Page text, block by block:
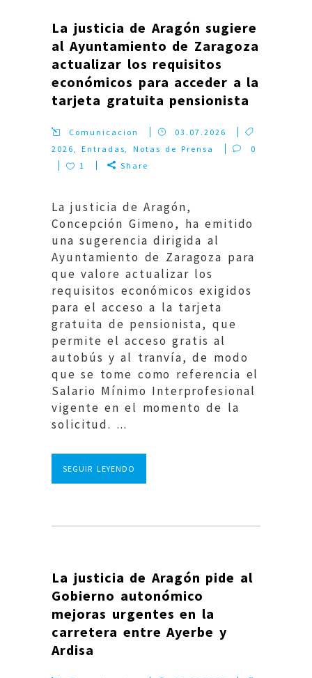
La justicia de Aragón sugiere
al Ayuntamiento de Zaragoza
actualizar los requisitos
económicos para acceder a la
tarjeta gratuita pensionista
Comunicacion
03.07.2026
2026,Entradas, Notas de Prensa
0
1
Share
La justicia de Aragón,
Concepción Gimeno, ha emitido
una sugerencia dirigida al
Ayuntamiento de Zaragoza para
que valore actualizar los
requisitos económicos exigidos
para el acceso a la tarjeta
gratuita de pensionista, que
permite el acceso gratis al
autobús y al tranvía, de modo
que se tome como referencia el
Salario Mínimo Interprofesional
vigente en el momento de la
solicitud. ...
SEGUIR LEYENDO
La justicia de Aragón pide al
Gobierno autonómico
mejoras urgentes en la
carretera entre Ayerbe y
Ardisa